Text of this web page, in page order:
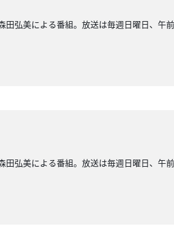
弘美による番組。放送は毎週日曜日、午
弘美による番組。放送は毎週日曜日、午